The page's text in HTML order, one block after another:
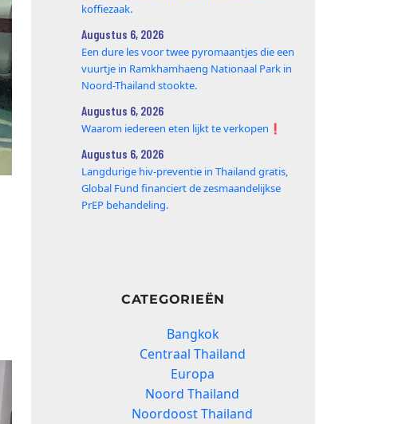
koffiezaak.
Augustus 6, 2026
Een dure les voor twee pyromaantjes die een
vuurtje in Ramkhamhaeng Nationaal Park in
Noord-Thailand stookte.
Augustus 6, 2026
Waarom iedereen eten lijkt te verkopen❗️
Augustus 6, 2026
Langdurige hiv-preventie in Thailand gratis,
Global Fund financiert de zesmaandelijkse
PrEP behandeling.
CATEGORIEËN
Bangkok
Centraal Thailand
Europa
Noord Thailand
Noordoost Thailand